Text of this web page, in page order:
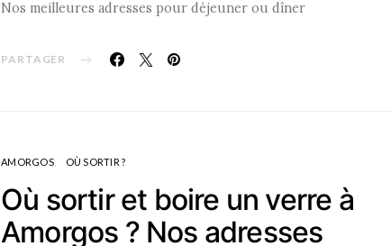
Nos meilleures adresses pour déjeuner ou dîner
PARTAGER
AMORGOS OÙ SORTIR ?
Où sortir et boire un verre à
Amorgos ? Nos adresses